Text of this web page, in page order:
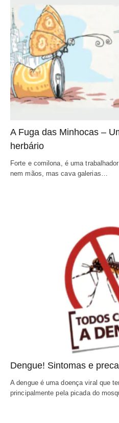
A Fuga das Minhocas –
herbário
Forte e comilona, é uma
nem mãos, mas cava galerias…
Dengue! Sintomas e
A dengue é uma doença viral que
principalmente pela picada do